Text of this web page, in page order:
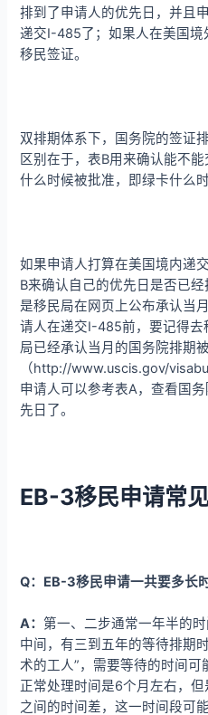
排到了申请人的优先日，并且
递交I-485了；如果人在美国
移民签证。
双排期体系下，国务院的签证
区别在于，表B用来确认能不
什么时候被批准，即绿卡什么时
如果申请人打算在美国境内递
B来确认自己的优先日是否已
是移民局在网页上公布承认当
请人在递交I-485前，要记得
局已经承认当月的国务院排期
（http://www.uscis.gov/
申请人可以参考表A，查看国
先日了。
EB-3移民申请常
Q：EB-3移民申请一共要多长
A： 第一、二步通常一年半的
中间，有三到五年的等待排期
术的工人”，需要等待的时间
正常处理时间是6个月左右，
之间的时间差，这一时间段可